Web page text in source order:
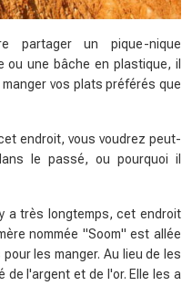
partager un pique-nique
ou une bâche en plastique, il
vos plats préférés que
endroit, vous voudrez peut-
le passé, ou pourquoi il
a très longtemps, cet endroit
nommée "Soom" est allée
les manger. Au lieu de les
de l'argent et de l'or. Elle les a